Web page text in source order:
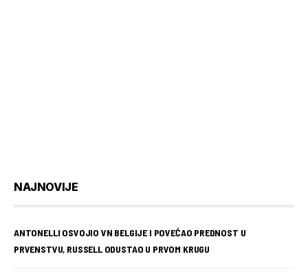
NAJNOVIJE
ANTONELLI OSVOJIO VN BELGIJE I POVEĆAO PREDNOST U
PRVENSTVU, RUSSELL ODUSTAO U PRVOM KRUGU